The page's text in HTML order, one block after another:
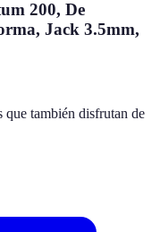
200, De
Jack 3.5mm,
que también disfrutan de